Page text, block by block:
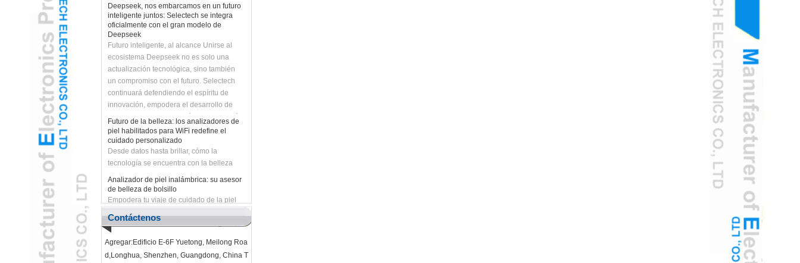
inteligente juntos: Selectech se integra
oficialmente con el gran modelo de
Deepseek
Futuro inteligente, al alcance Unirse al
ecosistema Deepseek no es solo una
actualización tecnológica, sino también
un compromiso con el futuro. Selectech
continuará defendiendo el espíritu de
innovación, empodera el desarrollo de
negocios con la tecnología de IA y traerá a
los clientes soluciones más inteligentes y
eficientes. ¡Unirnos con Deepseek para
desatar el futuro inteligente y crear
infinitas posibilidades juntas!
Futuro de la belleza: los analizadores de
piel habilitados para WiFi redefine el
cuidado personalizado
Desde datos hasta brillar, cómo la
tecnología se encuentra con la belleza
de belleza de bolsillo
Empodera tu viaje de cuidado de la piel
con diagnósticos en tiempo real
Revolucionar el cuidado del cuidado de la
piel con analizador de piel inalámbrica
WiFi con IA
generación combina precisión y
Contáctenos
Agregar:Edificio E-6F Yuetong, Meilong Roa
d,Longhua, Shenzhen, Guangdong, China T